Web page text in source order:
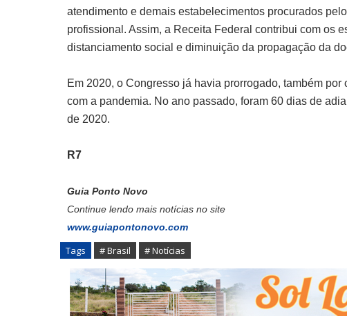
atendimento e demais estabelecimentos procurados
profissional. Assim, a Receita Federal contribui com os
distanciamento social e diminuição da propagação da
Em 2020, o Congresso já havia prorrogado, também
com a pandemia. No ano passado, foram 60 dias de
de 2020.
R7
Guia Ponto Novo
Continue lendo mais notícias no site
www.guiapontonovo.com
Tags # Brasil # Notícias